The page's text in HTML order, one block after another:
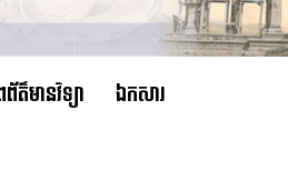
ត៌មានវិទ្យា ឯកសារ